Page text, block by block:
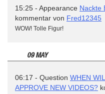
15:25 - Appearance Nackte
kommentar von Fred12345
WOW! Tolle Figur!
09 MAY
06:17 - Question WHEN
APPROVE NEW VIDEOS?